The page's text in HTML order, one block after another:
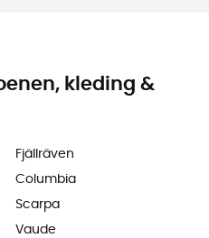
kleding &
Fjällräven
Columbia
Scarpa
Vaude